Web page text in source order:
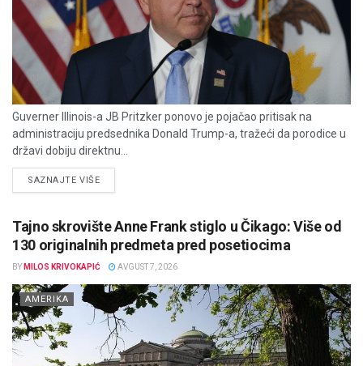
Guverner Illinois-a JB Pritzker ponovo je pojačao pritisak na
administraciju predsednika Donald Trump-a, tražeći da porodice u
državi dobiju direktnu...
SAZNAJTE VIŠEDETAILS
Tajno skrovište Anne Frank stiglo u Čikago: Više od
130 originalnih predmeta pred posetiocima
BY MILOS KRIVOKAPIĆ AVGUST 7, 2026
AMERIKA